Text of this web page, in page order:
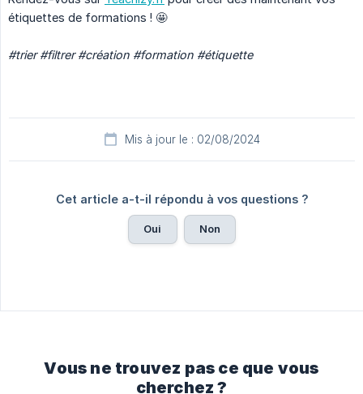
étiquettes de formations ! 🤩
#trier #filtrer #création #formation #étiquette
Mis à jour le : 02/08/2024
Cet article a-t-il répondu à vos questions ?
Oui Non
Vous ne trouvez pas ce que vous
cherchez ?